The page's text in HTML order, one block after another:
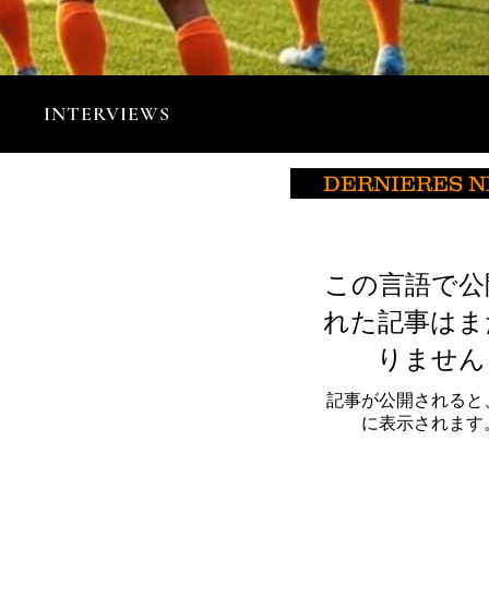
INTERVIEWS
DERNIERES
この言語で
れた記事は
りません
記事が公開されると
に表示されます